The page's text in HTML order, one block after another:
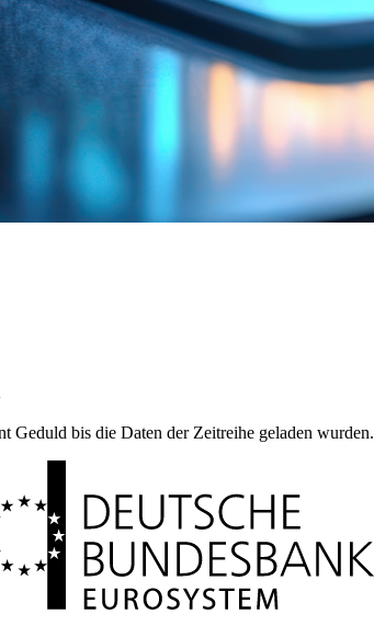
Geduld bis die Daten der Zeitreihe geladen wurden.